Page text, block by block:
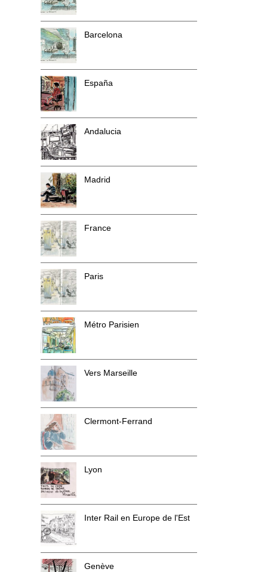
Barcelona
España
Andalucia
Madrid
France
Paris
Métro Parisien
Vers Marseille
Clermont-Ferrand
Lyon
Inter Rail en Europe de l'Est
Genève